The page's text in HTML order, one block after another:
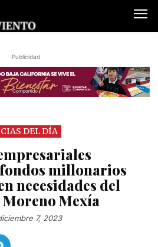
Publicidad
DEL DÍA
fondos millonarios
necesidades del
Moreno Mexía
7, 2023